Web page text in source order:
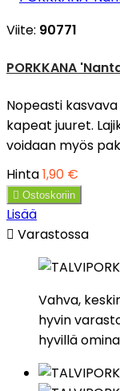
Viite: 90771
PORKKANA
Nopeasti
kapeat juuret.
voidaan myös
Hinta1,90 €
 Ostoskoriin
Lisää
 Varastossa
Vahva,
hyvin
hyvillä